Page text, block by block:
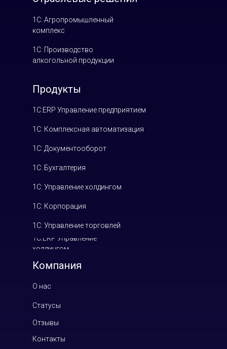
Продукты
Компания
1С: Агропромышленный
комплекс
1С: Производство
алкогольной продукции
1С:ERP Управление предприятием
1С: Комплексная автоматизация
1С: Документооборот
1С: Управление холдингом
1С: Корпорация
1С: Бухгалтерия
1С: Управление торговлей
1С:ERP Управление
холдингом
О нас
Статусы
Отзывы
Контакты